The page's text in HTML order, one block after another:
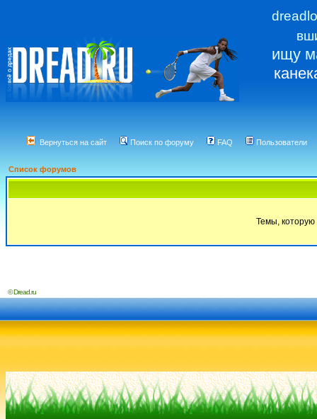
ищу
Вернуться на сайт Поиск по форуму FAQ Пользователи
Список форумов
Темы, которую
© Dread.ru